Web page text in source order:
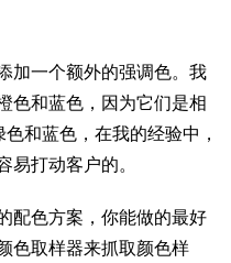
加一个额外的强调色。我
色和蓝色，因为它们是相
和蓝色，在我的经验中，
易打动客户的。
配色方案，你能做的最好
色取样器来抓取颜色样